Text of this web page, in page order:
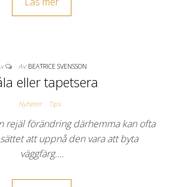
Av BEATRICE SVENSSON
eller tapetsera
Nyheter Tips
rejäl förändring därhemma kan ofta
att uppnå den vara att byta
väggfärg.…